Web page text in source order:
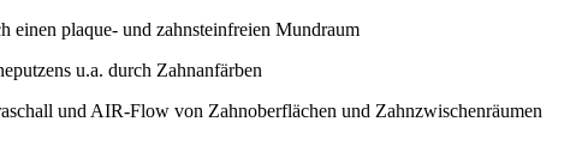
einen plaque- und zahnsteinfreien Mundraum
u.a. durch Zahnanfärben
und AIR-Flow von Zahnoberflächen und Zahnzwischenräumen